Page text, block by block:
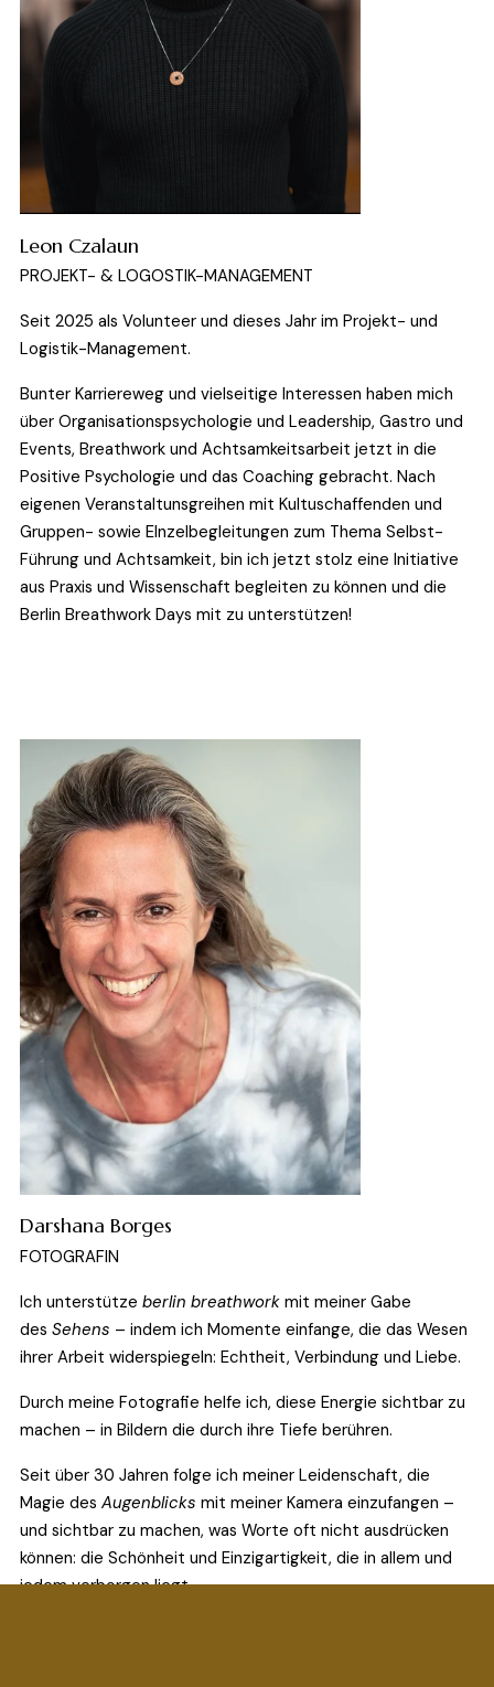
Leon Czalaun
PROJEKT- & LOGOSTIK-MANAGEMENT
Seit 2025 als Volunteer und dieses Jahr im Projekt- und
Logistik-Management.
Bunter Karriereweg und vielseitige Interessen haben mich
über Organisationspsychologie und Leadership, Gastro und
Events, Breathwork und Achtsamkeitsarbeit jetzt in die
Positive Psychologie und das Coaching gebracht. Nach
eigenen Veranstaltunsgreihen mit Kultuschaffenden und
Gruppen- sowie EInzelbegleitungen zum Thema Selbst-
Führung und Achtsamkeit, bin ich jetzt stolz eine Initiative
aus Praxis und Wissenschaft begleiten zu können und die
Berlin Breathwork Days mit zu unterstützen!
Darshana Borges
FOTOGRAFIN
Ich unterstütze berlin breathwork mit meiner Gabe
des Sehens – indem ich Momente einfange, die das Wesen
ihrer Arbeit widerspiegeln: Echtheit, Verbindung und Liebe.
Durch meine Fotografie helfe ich, diese Energie sichtbar zu
machen – in Bildern die durch ihre Tiefe berühren.
Seit über 30 Jahren folge ich meiner Leidenschaft, die
Magie des Augenblicks mit meiner Kamera einzufangen –
und sichtbar zu machen, was Worte oft nicht ausdrücken
können: die Schönheit und Einzigartigkeit, die in allem und
jedem verborgen liegt.